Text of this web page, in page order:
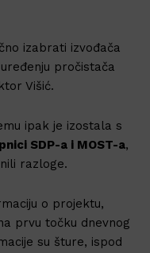
izabrati izvođača
pročistača
Višić.
ipak je izostala s
SDP-a i MOST-a,
razloge.
o projektu,
prvu točku dnevnog
su šture, ispod